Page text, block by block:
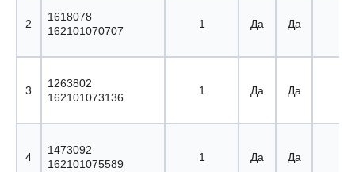
2
1618078
162101070707
1 Да Да
3
1263802
162101073136
1 Да Да
4
1473092
162101075589
1 Да Да